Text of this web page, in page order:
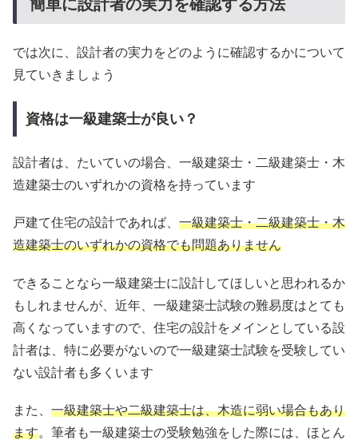
簡単に設計者の実力を確認する方法
では次に、設計者の実力をどのように確認するかについて
見ていきましょう
資格は一級建築士が良い？
設計者は、たいていの場合、一級建築士・二級建築士・木
造建築士のいずれかの資格を持っています
戸建て住宅の設計であれば、 一級建築士・二級建築士・木
造建築士のいずれかの資格でも問題ありません
できることなら一級建築士に設計してほしいと思われるか
もしれませんが、近年、一級建築士試験の難易度はとても
高くなっていますので、住宅の設計をメインとしている設
計者は、特に必要がないので一級建築士試験を受験してい
ない設計者も多くいます
また、 一級建築士や二級建築士は、木造に弱い場合もあり
ます。筆者も一級建築士の受験勉強をした際には、ほとん